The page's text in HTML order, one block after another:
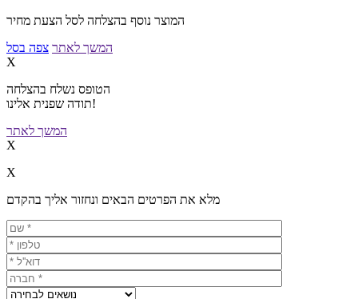
המוצר נוסף בהצלחה לסל הצעת מחיר
המשך לאתר צפה בסל
X
הטופס נשלח בהצלחה
תודה שפנית אלינו!
המשך לאתר
X
X
מלא את הפרטים הבאים ונחזור אליך בהקדם